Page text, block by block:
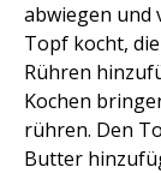
abwiegen und
Topf kocht,
Rühren
Kochen
rühren. Den
Butter